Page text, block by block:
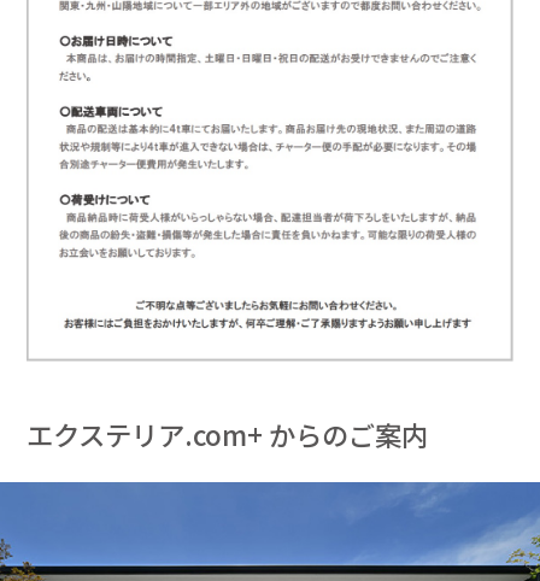
エクステリア.com+ からのご案内